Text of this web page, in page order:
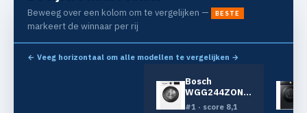
Beweeg over een kolom om te vergelijken — BESTE
markeert de winnaar per rij
← Veeg horizontaal om alle modellen te vergelijken →
Bosch
WGG244ZONL
Iron Assist
#1 · score 8,1